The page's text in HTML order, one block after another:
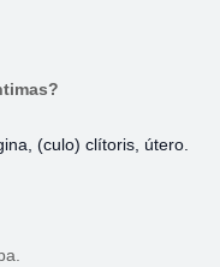
(culo) clítoris, útero.